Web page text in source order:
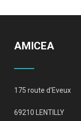
AMICEA
175 route d'Eveux
69210 LENTILLY